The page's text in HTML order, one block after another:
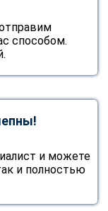
способом.
и можете
и полностью